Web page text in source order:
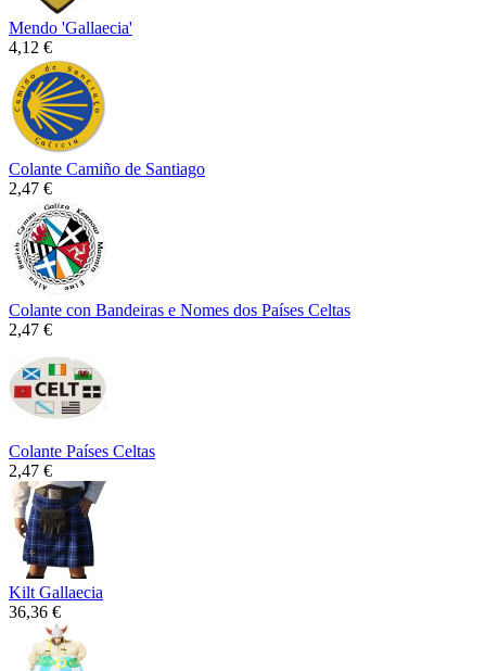
Mendo 'Gallaecia'
4,12 €
Colante Camiño de Santiago
2,47 €
Colante con Bandeiras e Nomes dos Países Celtas
2,47 €
Colante Países Celtas
2,47 €
Kilt Gallaecia
36,36 €